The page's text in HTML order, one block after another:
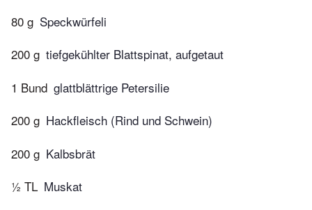
80 g Speckwürfeli
200 g tiefgekühlter Blattspinat, aufgetaut
1 Bund glattblättrige Petersilie
200 g Hackfleisch (Rind und Schwein)
200 g Kalbsbrät
½ TL Muskat